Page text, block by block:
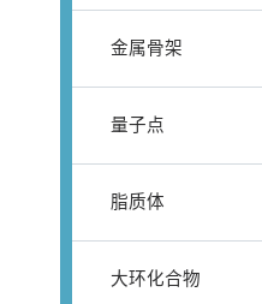
金属骨架
量子点
脂质体
大环化合物